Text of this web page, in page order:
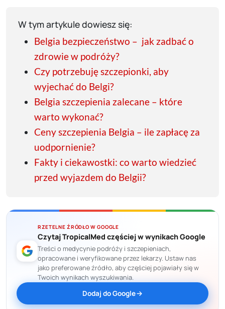
W tym artykule dowiesz się:
Belgia bezpieczeństwo – jak zadbać o
zdrowie w podróży?
Czy potrzebuję szczepionki, aby
wyjechać do Belgi?
Belgia szczepienia zalecane – które
warto wykonać?
Ceny szczepienia Belgia – ile zapłacę za
uodpornienie?
Fakty i ciekawostki: co warto wiedzieć
przed wyjazdem do Belgii?
RZETELNE ŹRÓDŁO W GOOGLE
Czytaj TropicalMed częściej w wynikach Google
Treści o medycynie podróży i szczepieniach,
opracowane i weryfikowane przez lekarzy. Ustaw nas
jako preferowane źródło, aby częściej pojawiały się w
Twoich wynikach wyszukiwania.
Dodaj do Google